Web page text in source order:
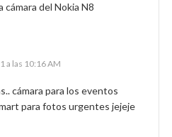
del Nokia N8
a las 10:16 AM
cámara para los eventos
para fotos urgentes jejeje